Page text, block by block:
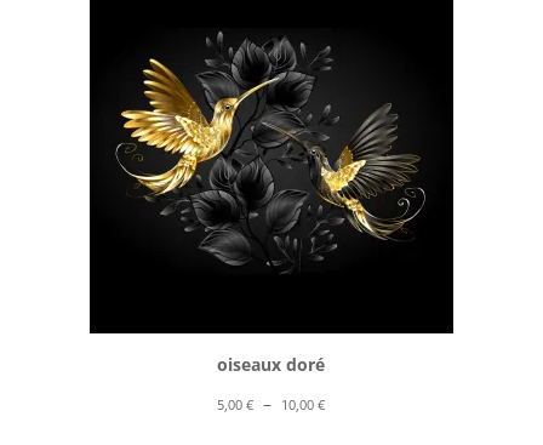
10,00 €
oiseaux doré
5,00€ – 10,00€Plage